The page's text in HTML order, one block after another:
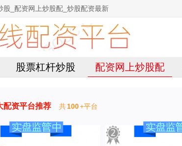
股_配资网上炒股配_炒股配资最新
股票杠杆炒股 配资网上炒股配
配资平台推荐 共100+平台